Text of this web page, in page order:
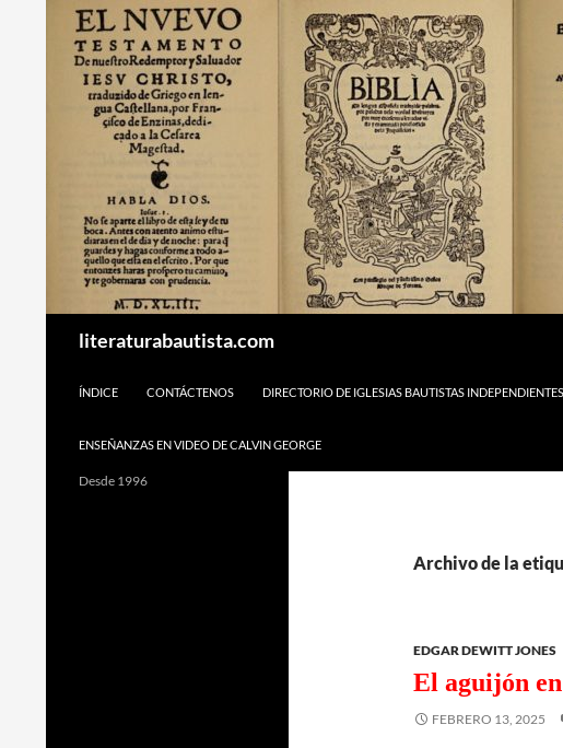
literaturabautista.com
ÍNDICE
CONTÁCTENOS DIRECTORIO DE IGLESIAS BAUTISTAS INDEPENDIENTES
ENSEÑANZAS EN VIDEO DE CALVIN GEORGE
Archivo de la
EDGAR DEWITT JONES
El aguijón
FEBRERO 13, 2025
Desde 1996